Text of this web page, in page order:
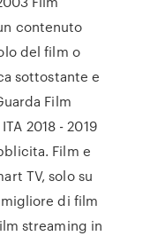
contenuto
del film o
sottostante e
Film
2018 - 2019
Film e
TV, solo su
di film
streaming in